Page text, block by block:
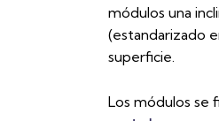
módulos una
(estandarizado
superficie.
Los módulos se